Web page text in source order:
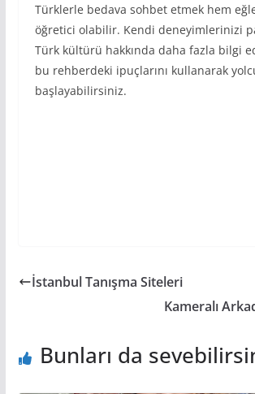
Türklerle bedava sohbet etmek hem
öğretici olabilir. Kendi deneyimlerinizi
Türk kültürü hakkında daha fazla bilgi
bu rehberdeki ipuçlarını kullanarak
başlayabilirsiniz.
İstanbul Tanışma Siteleri
Kameralı
Bunları da